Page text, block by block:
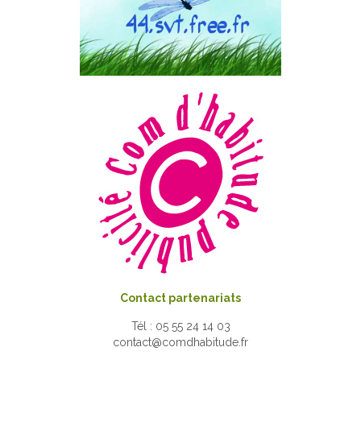
Contact partenariats
Tél : 05 55 24 14 03
contact@comdhabitude.fr